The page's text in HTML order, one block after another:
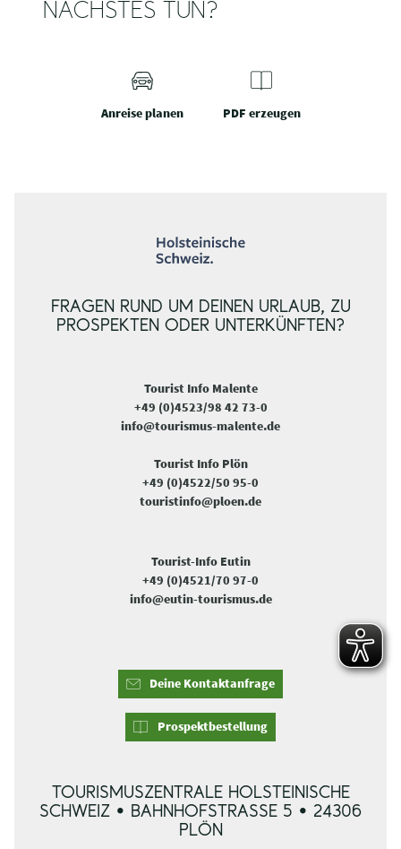
NÄCHSTES TUN?
Anreise planen PDF erzeugen
FRAGEN RUND UM DEINEN URLAUB, ZU
PROSPEKTEN ODER UNTERKÜNFTEN?
Tourist Info Malente
+49 (0)4523/98 42 73-0
info@tourismus-malente.de
Tourist Info Plön
+49 (0)4522/50 95-0
touristinfo@ploen.de
Tourist-Info Eutin
+49 (0)4521/70 97-0
info@eutin-tourismus.de
Deine Kontaktanfrage
Prospektbestellung
TOURISMUSZENTRALE HOLSTEINISCHE
SCHWEIZ • BAHNHOFSTRASSE 5 • 24306 P
LÖN